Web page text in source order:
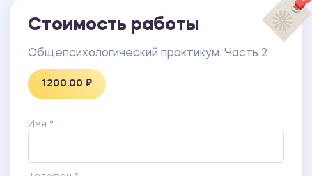
Стоимость работы
Общепсихологический практикум. Часть 2
1200.00 ₽
Имя *